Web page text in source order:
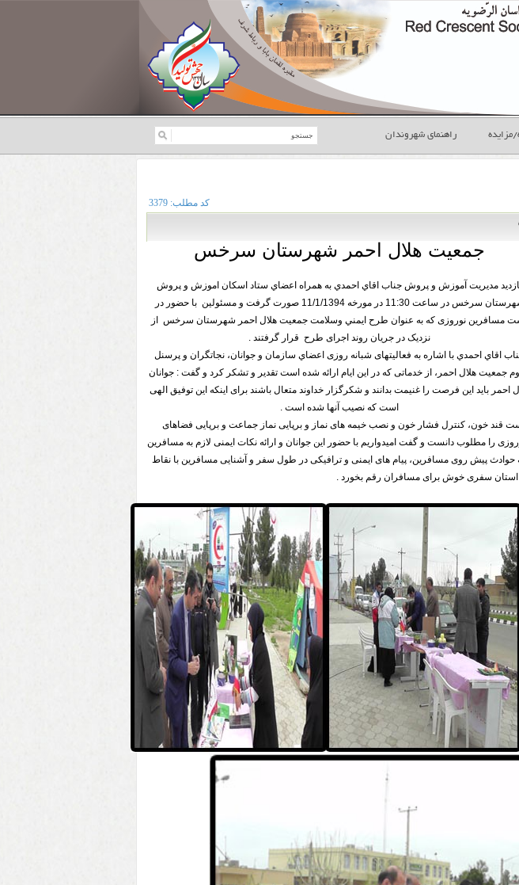
مزایده راهنمای شهروندان
کد مطلب: 3379
جمعیت هلال احمر شهرستان سرخس
مديريت آموزش و پروش جناب اقاي احمدي به همراه اعضاي ستاد اسكان اموزش و پروش
شهرستان سرخس در ساعت 11:30 در مورخه 11/1/1394 صورت گرفت و مسئولین با حضور در
مسافرين نوروزی كه به عنوان طرح ايمني وسلامت جمعیت هلال احمر شهرستان سرخس از
نزدیک در جریان روند اجرای طرح قرار گرفتند .
اقاي احمدي با اشاره به فعالیتهای شبانه روزی اعضاي سازمان و جوانان، نجاتگران و پرسنل
جمعیت هلال احمر، از خدماتی که در این ایام ارائه شده است تقدیر و تشکر کرد و گفت : جوانان
احمر باید این فرصت را غنیمت بدانند و شکرگزار خداوند متعال باشند برای اینکه این توفیق الهی
است که نصیب آنها شده است .
قند خون، کنترل فشار خون و نصب خیمه های نماز و برپایی نماز جماعت و برپایی فضاهای
را مطلوب دانست و گفت امیدواریم با حضور این جوانان و ارائه نکات ایمنی لازم به مسافرین
حوادث پیش روی مسافرین، پیام های ایمنی و ترافیکی در طول سفر و آشنایی مسافرین با نقاط
سفری خوش برای مسافران رقم بخورد .